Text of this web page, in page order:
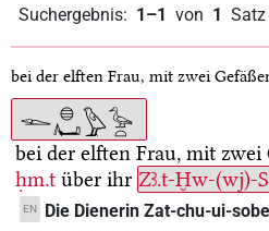
Suchergebnis: 1–1 von 1 Satz
bei der elften Frau, mit zwei
bei der elften Frau, mit zwei
ḥm.t über ihr Zꜣ.t-Ḫw-(wj)-
EN
Die Dienerin Zat-chu-ui-